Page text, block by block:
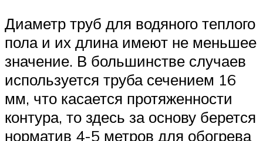
Диаметр труб для водяного теплого
пола и их длина имеют не меньшее
значение. В большинстве случаев
используется труба сечением 16
мм, что касается протяженности
контура, то здесь за основу берется
норматив 4-5 метров для обогрева